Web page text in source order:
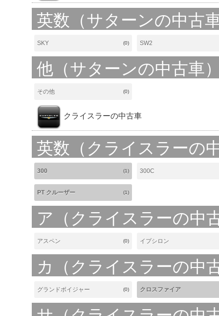
英数（サターンの中古
SKY (0) SW2
他（サターンの中古車
その他 (0)
クライスラーの中古車
英数（クライスラーの
300 (1) 300C
PT クルーザー (1)
ア（クライスラーの中
アスペン (0) イプシロン
カ（クライスラーの中
グランドボイジャー (0) クロスファイア